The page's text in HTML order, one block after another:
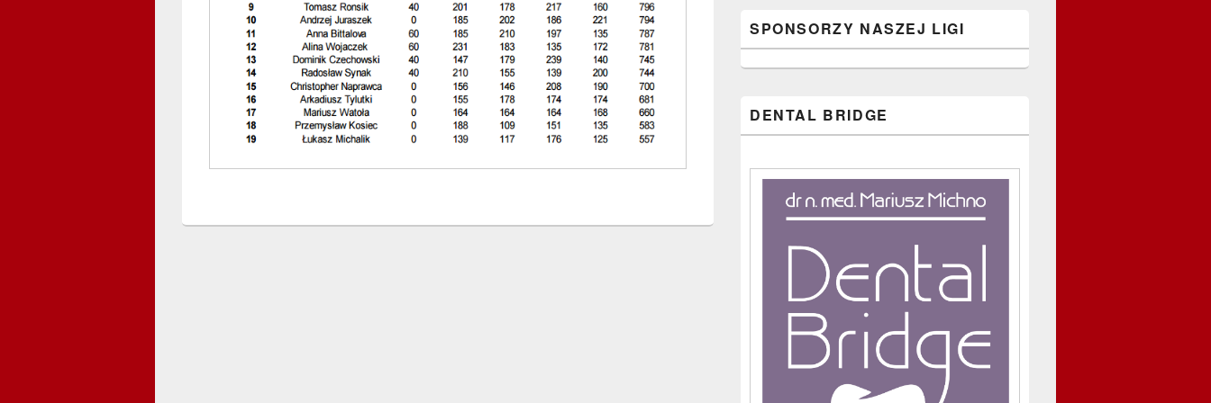
SPONSORZY NASZEJ LIGI
DENTAL BRIDGE